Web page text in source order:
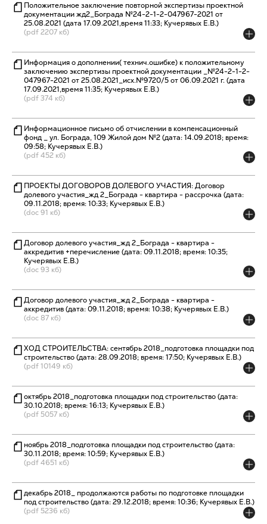
Положительное заключение повторной экспертизы проектной
документации жд2_Бограда №24-2-1-2-047967-2021 от
25.08.2021 (дата 17.09.2021,время 11:33; Кучерявых Е.В.)
(pdf 2207 кб)
Информация о дополнении( технич.ошибке) к положительному
заключению экспертизы проектной документации _№24-2-1-2-
047967-2021 от 25.08.2021_исх.№9720/5 от 06.09.2021 г. (дата
17.09.2021,время 11:35; Кучерявых Е.В.)
(pdf 374 кб)
Информационное письмо об отчислении в компенсационный
фонд _ ул. Бограда, 109 Жилой дом №2 (дата: 14.09.2018; время:
09:58; Кучерявых Е.В.)
(pdf 452 кб)
ПРОЕКТЫ ДОГОВОРОВ ДОЛЕВОГО УЧАСТИЯ: Договор
долевого участия_жд 2_Бограда - квартира - рассрочка (дата:
09.11.2018; время: 10:33; Кучерявых Е.В.)
(doc 91 кб)
Договор долевого участия_жд 2_Бограда - квартира -
аккредитив +перечисление (дата: 09.11.2018; время: 10:35;
Кучерявых Е.В.)
(doc 93 кб)
Договор долевого участия_жд 2_Бограда - квартира -
аккредитив (дата: 09.11.2018; время: 10:38; Кучерявых Е.В.)
(doc 87 кб)
ХОД СТРОИТЕЛЬСТВА: сентябрь 2018_подготовка площадки под
строительство (дата: 28.09.2018; время: 17:50; Кучерявых Е.В.)
(pdf 10149 кб)
октябрь 2018_подготовка площадки под строительство (дата:
30.10.2018; время: 16:13; Кучерявых Е.В.)
(pdf 5057 кб)
ноябрь 2018_подготовка площадки под строительство (дата:
30.11.2018; время: 10:59; Кучерявых Е.В.)
(pdf 4651 кб)
декабрь 2018_ продолжаются работы по подготовке площадки
под строительство (дата: 29.12.2018; время: 10:36; Кучерявых Е.В.)
(pdf 5236 кб)